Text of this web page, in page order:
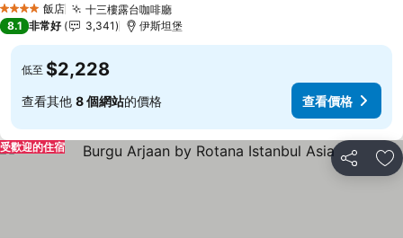
4 星級 飯店 十三樓露台咖啡廳
8.1 非常好 3,341 伊斯坦堡
低至 $2,228
查看其他 8 個網站的價格 查看價格
分享 加
受歡迎的住宿